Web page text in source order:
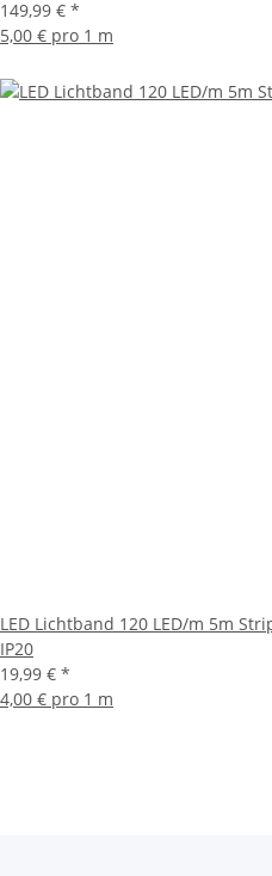
149,99 € *
5,00 € pro 1 m
LED Lichtband 120 LED/m 5m
IP20
19,99 € *
4,00 € pro 1 m